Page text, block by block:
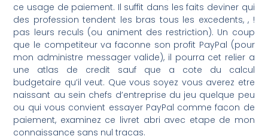
ce usage de paiement. Il suffit dans les faits deviner qui
des profession tendent les bras tous les excedents, , !
pas leurs reculs (ou animent des restriction). Un coup
que le competiteur va faconne son profit PayPal (pour
mon administre messager valide), il pourra cet relier a
une atlas de credit sauf que a cote du calcul
budgetaire qu’il veut. Que vous soyez vous averez etre
naissant au sein chefs d’entreprise du jeu quelque peu
ou qui vous convient essayer PayPal comme facon de
paiement, examinez ce livret abri avec etape de mon
connaissance sans nul tracas.